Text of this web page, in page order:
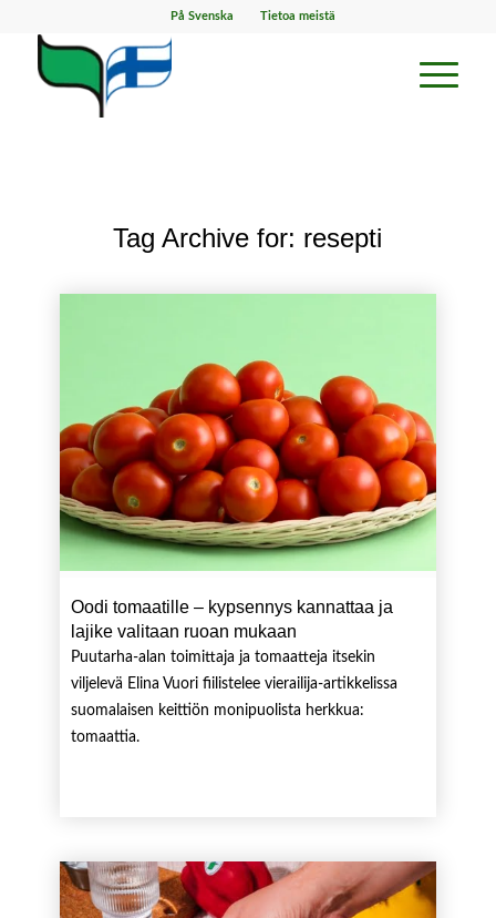
På Svenska Tietoa meistä
Tag Archive for: resepti
Oodi tomaatille – kypsennys kannattaa ja
lajike valitaan ruoan mukaan
Puutarha-alan toimittaja ja tomaatteja itsekin
viljelevä Elina Vuori fiilistelee vierailija-artikkelissa
suomalaisen keittiön monipuolista herkkua:
tomaattia.